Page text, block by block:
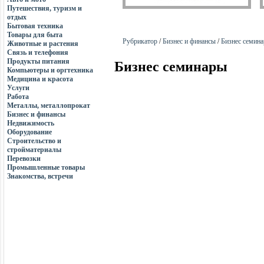
Путешествия, туризм и
отдых
Бытовая техника
Товары для быта
Животные и растения
Связь и телефония
Продукты питания
Компьютеры и оргтехника
Медицина и красота
Услуги
Работа
Металлы, металлопрокат
Бизнес и финансы
Недвижимость
Оборудование
Строительство и
стройматериалы
Перевозки
Промышленные товары
Знакомства, встречи
Рубрикатор /Бизнес и финансы /Бизнес
Бизнес семинары